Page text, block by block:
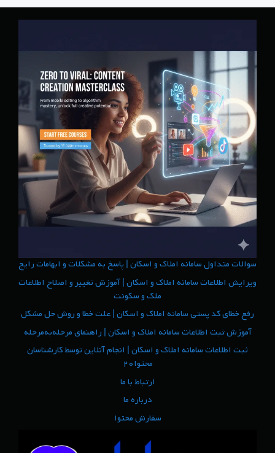
سوالات متداول سامانه املاک و اسکان | پاسخ به مشکلات و ابهامات رایج
ویرایش اطلاعات سامانه املاک و اسکان | آموزش تغییر و اصلاح اطلاعات
ملک و سکونت
رفع خطای کد پستی سامانه املاک و اسکان | علت خطا و روش حل مشکل
آموزش ثبت اطلاعات سامانه املاک و اسکان | راهنمای مرحله‌به‌مرحله
ثبت اطلاعات سامانه املاک و اسکان | انجام آنلاین توسط کارشناسان
محتوا۲۰
ارتباط با ما
درباره ما
سفارش محتوا